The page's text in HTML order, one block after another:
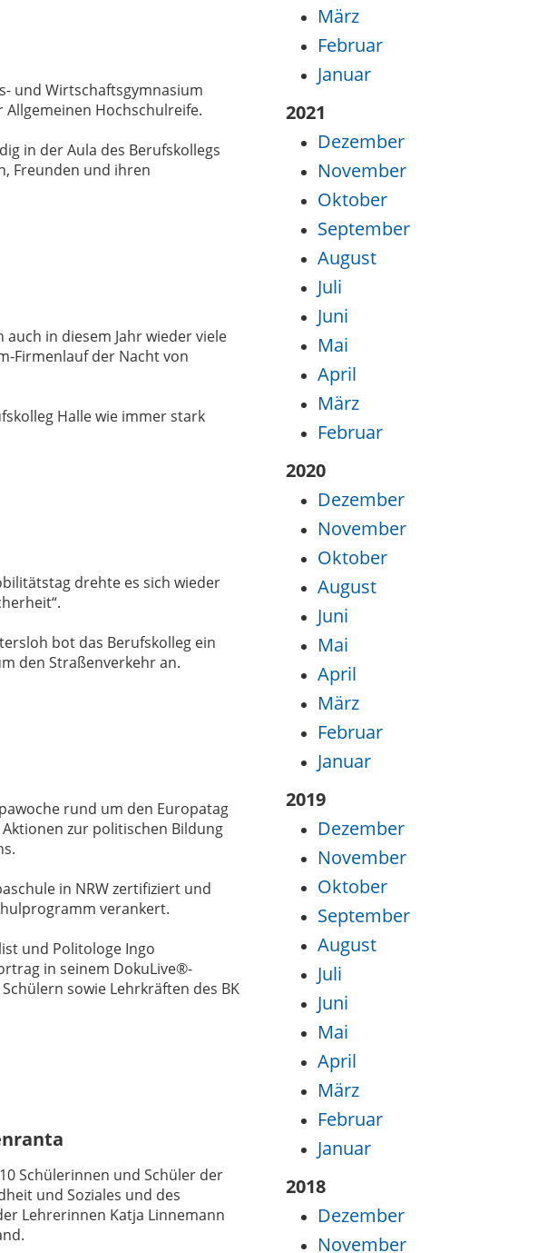
und Wirtschaftsgymnasium
Hochschulreife.
in der Aula des Berufskollegs
Freunden und ihren
in diesem Jahr wieder viele
Firmenlauf der Nacht von
Halle wie immer stark
drehte es sich wieder
bot das Berufskolleg ein
den Straßenverkehr an.
rund um den Europatag
zur politischen Bildung
in NRW zertifiziert und
verankert.
und Politologe Ingo
in seinem DokuLive®-
sowie Lehrkräften des BK
Schülerinnen und Schüler der
und Soziales und des
Lehrerinnen Katja Linnemann
März
Februar
Januar
2021
Dezember
November
Oktober
September
August
Juli
Juni
Mai
April
März
Februar
2020
Dezember
November
Oktober
August
Juni
Mai
April
März
Februar
Januar
2019
Dezember
November
Oktober
September
August
Juli
Juni
Mai
April
März
Februar
Januar
2018
Dezember
November